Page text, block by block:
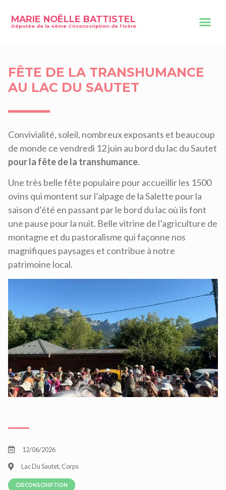
MARIE NOËLLE BATTISTEL
Députée de la 4ème Circonscription de l'Isère
FÊTE DE LA TRANSHUMANCE
AU LAC DU SAUTET
Convivialité, soleil, nombreux exposants et beaucoup
de monde ce vendredi 12 juin au bord du lac du Sautet
pour la fête de la transhumance.
Une très belle fête populaire pour accueillir les 1500
ovins qui montent sur l’alpage de la Salette pour la
saison d’été en passant par le bord du lac où ils font
une pause pour la nuit. Belle vitrine de l’agriculture de
montagne et du pastoralisme qui façonne nos
magnifiques paysages et contribue à notre
patrimoine local.
12/06/2026
Lac Du Sautet, Corps
CIRCONSCRIPTION